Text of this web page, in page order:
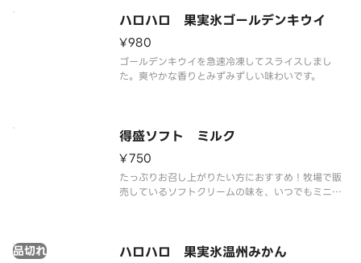
ハロハロ 果実氷ゴールデンキウイ
¥980
ゴールデンキウイを急速冷凍してスライスしまし
た。爽やかな香りとみずみずしい味わいです。
得盛ソフト ミルク
¥750
たっぷりお召し上がりたい方におすすめ！牧場で販
売しているソフトクリームの味を、いつでもミニス
ハロハロ 果実氷温州みかん
品切れ